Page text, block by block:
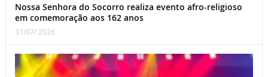
Nossa Senhora do Socorro realiza evento afro-religioso
em comemoração aos 162 anos
31/07/ 2026